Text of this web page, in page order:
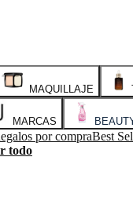
MAQUILLAJE
MARCAS
por compraBest
todo